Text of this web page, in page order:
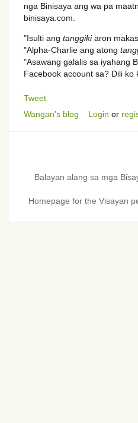
nga Binisaya ang wa pa
binisaya.com.
"Isulti ang tanggikiaron
"Alpha-Charlie ang atong
"Asawang galalis sa iyahang
Facebook account sa? Dili ko
Tweet
Wangan's blog
Login or
Balayan alang sa mga
Homepage for the Visayan